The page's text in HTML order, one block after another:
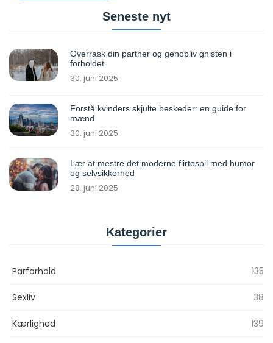
Seneste nyt
Overrask din partner og genopliv gnisten i
forholdet
30. juni 2025
Forstå kvinders skjulte beskeder: en guide for
mænd
30. juni 2025
Lær at mestre det moderne flirtespil med humor
og selvsikkerhed
28. juni 2025
Kategorier
Parforhold 135
Sexliv 38
Kærlighed 139